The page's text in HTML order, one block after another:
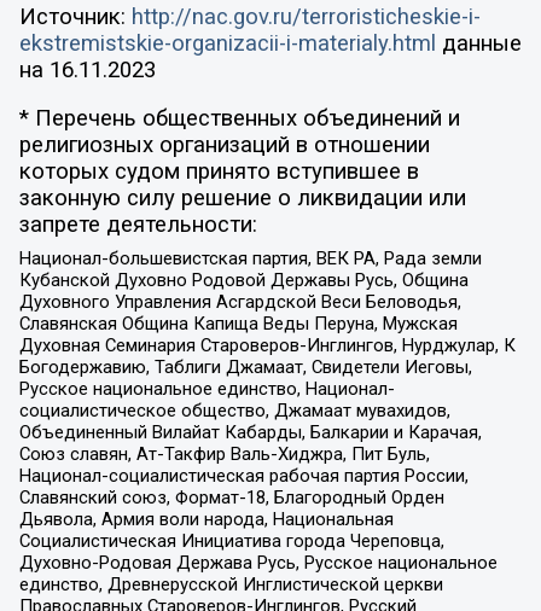
Источник: http://nac.gov.ru/terroristicheskie-i-
ekstremistskie-organizacii-i-materialy.html данные
на 16.11.2023
* Перечень общественных объединений и
религиозных организаций в отношении
которых судом принято вступившее в
законную силу решение о ликвидации или
запрете деятельности:
Национал-большевистская партия, ВЕК РА, Рада земли
Кубанской Духовно Родовой Державы Русь, Община
Духовного Управления Асгардской Веси Беловодья,
Славянская Община Капища Веды Перуна, Мужская
Духовная Семинария Староверов-Инглингов, Нурджулар, К
Богодержавию, Таблиги Джамаат, Свидетели Иеговы,
Русское национальное единство, Национал-
социалистическое общество, Джамаат мувахидов,
Объединенный Вилайат Кабарды, Балкарии и Карачая,
Союз славян, Ат-Такфир Валь-Хиджра, Пит Буль,
Национал-социалистическая рабочая партия России,
Славянский союз, Формат-18, Благородный Орден
Дьявола, Армия воли народа, Национальная
Социалистическая Инициатива города Череповца,
Духовно-Родовая Держава Русь, Русское национальное
единство, Древнерусской Инглистической церкви
Православных Староверов-Инглингов, Русский